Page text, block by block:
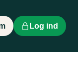
Log ind